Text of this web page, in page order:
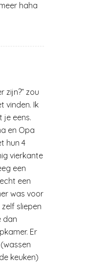
haha
zijn?” zou
vinden. Ik
je eens.
en Opa
hun 4
vierkante
een
een
was voor
sliepen
dan
Er
keuken)